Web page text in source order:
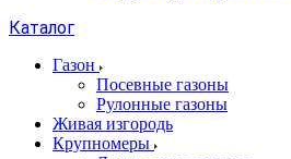
Каталог
Газон
Посевные газоны
Рулонные газоны
Живая изгородь
Крупномеры